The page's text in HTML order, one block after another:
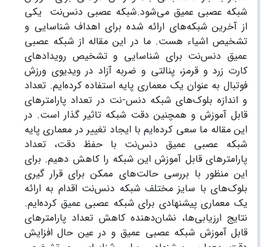
شبکه عصبی عمیق می‌شود.شبکه عصبی دنس‌نت یکی
از آخرین شبکه‌های ارائه شده برای اهداف شناسایی و
تشخیص اشیاء هست. ما در این مقاله از شبکه عصبی
عمیق دنس‌نت برای شناسایی و تشخیص رویدادهای
کارت زرد و قرمز، پنالتی و ضربه آزاد در ویدیوی ورزش
فوتبال به عنوان یک معماری پایه استفاده کرده‌ایم. تعداد
و اندازه بلوک‌های شبکه دنس-نت در تعداد پارامترهای
قابل آموزش و همچنین دقت شبکه تاثیر گذار است. در
این مقاله ما سعی کرده‌ایم با ایجاد تغییر در معماری پایه
شبکه عصبی عمیق دنس‌نت با حفظ دقت، تعداد
پارامترهای قابل آموزش این شبکه را کاهش دهیم. برای
این منظور با بررسی حالت‌های ممکن برای قرار گیری
بلوک‌های با سایز مختلف شبکه دنس‌نت اقدام به ارائه
یک معماری پیشنهادی برای شبکه عصبی عمیق کرده‌ایم.
نتایج ارزیابی‌ها، نشان‌دهنده کاهش تعداد پارامترهای
قابل آموزش شبکه عصبی عمیق و در عین حال افزایش